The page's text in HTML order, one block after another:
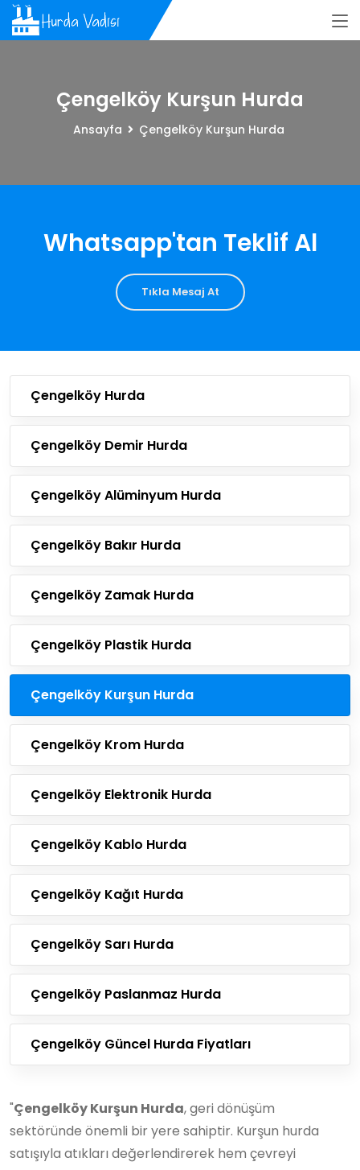
Çengelköy Kurşun Hurda
Ansayfa Çengelköy Kurşun Hurda
Whatsapp'tan Teklif Al
Tıkla Mesaj At
Çengelköy Hurda
Çengelköy Demir Hurda
Çengelköy Alüminyum Hurda
Çengelköy Bakır Hurda
Çengelköy Zamak Hurda
Çengelköy Plastik Hurda
Çengelköy Kurşun Hurda
Çengelköy Krom Hurda
Çengelköy Elektronik Hurda
Çengelköy Kablo Hurda
Çengelköy Kağıt Hurda
Çengelköy Sarı Hurda
Çengelköy Paslanmaz Hurda
Çengelköy Güncel Hurda Fiyatları
"Çengelköy Kurşun Hurda, geri dönüşüm
sektöründe önemli bir yere sahiptir. Kurşun hurda
satışıyla atıkları değerlendirerek hem çevreyi